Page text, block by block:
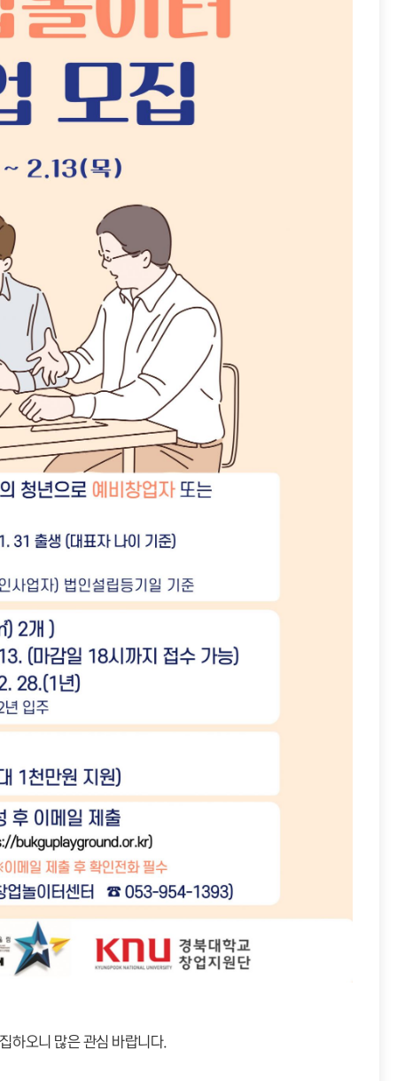
하오니 많은 관심 바랍니다.